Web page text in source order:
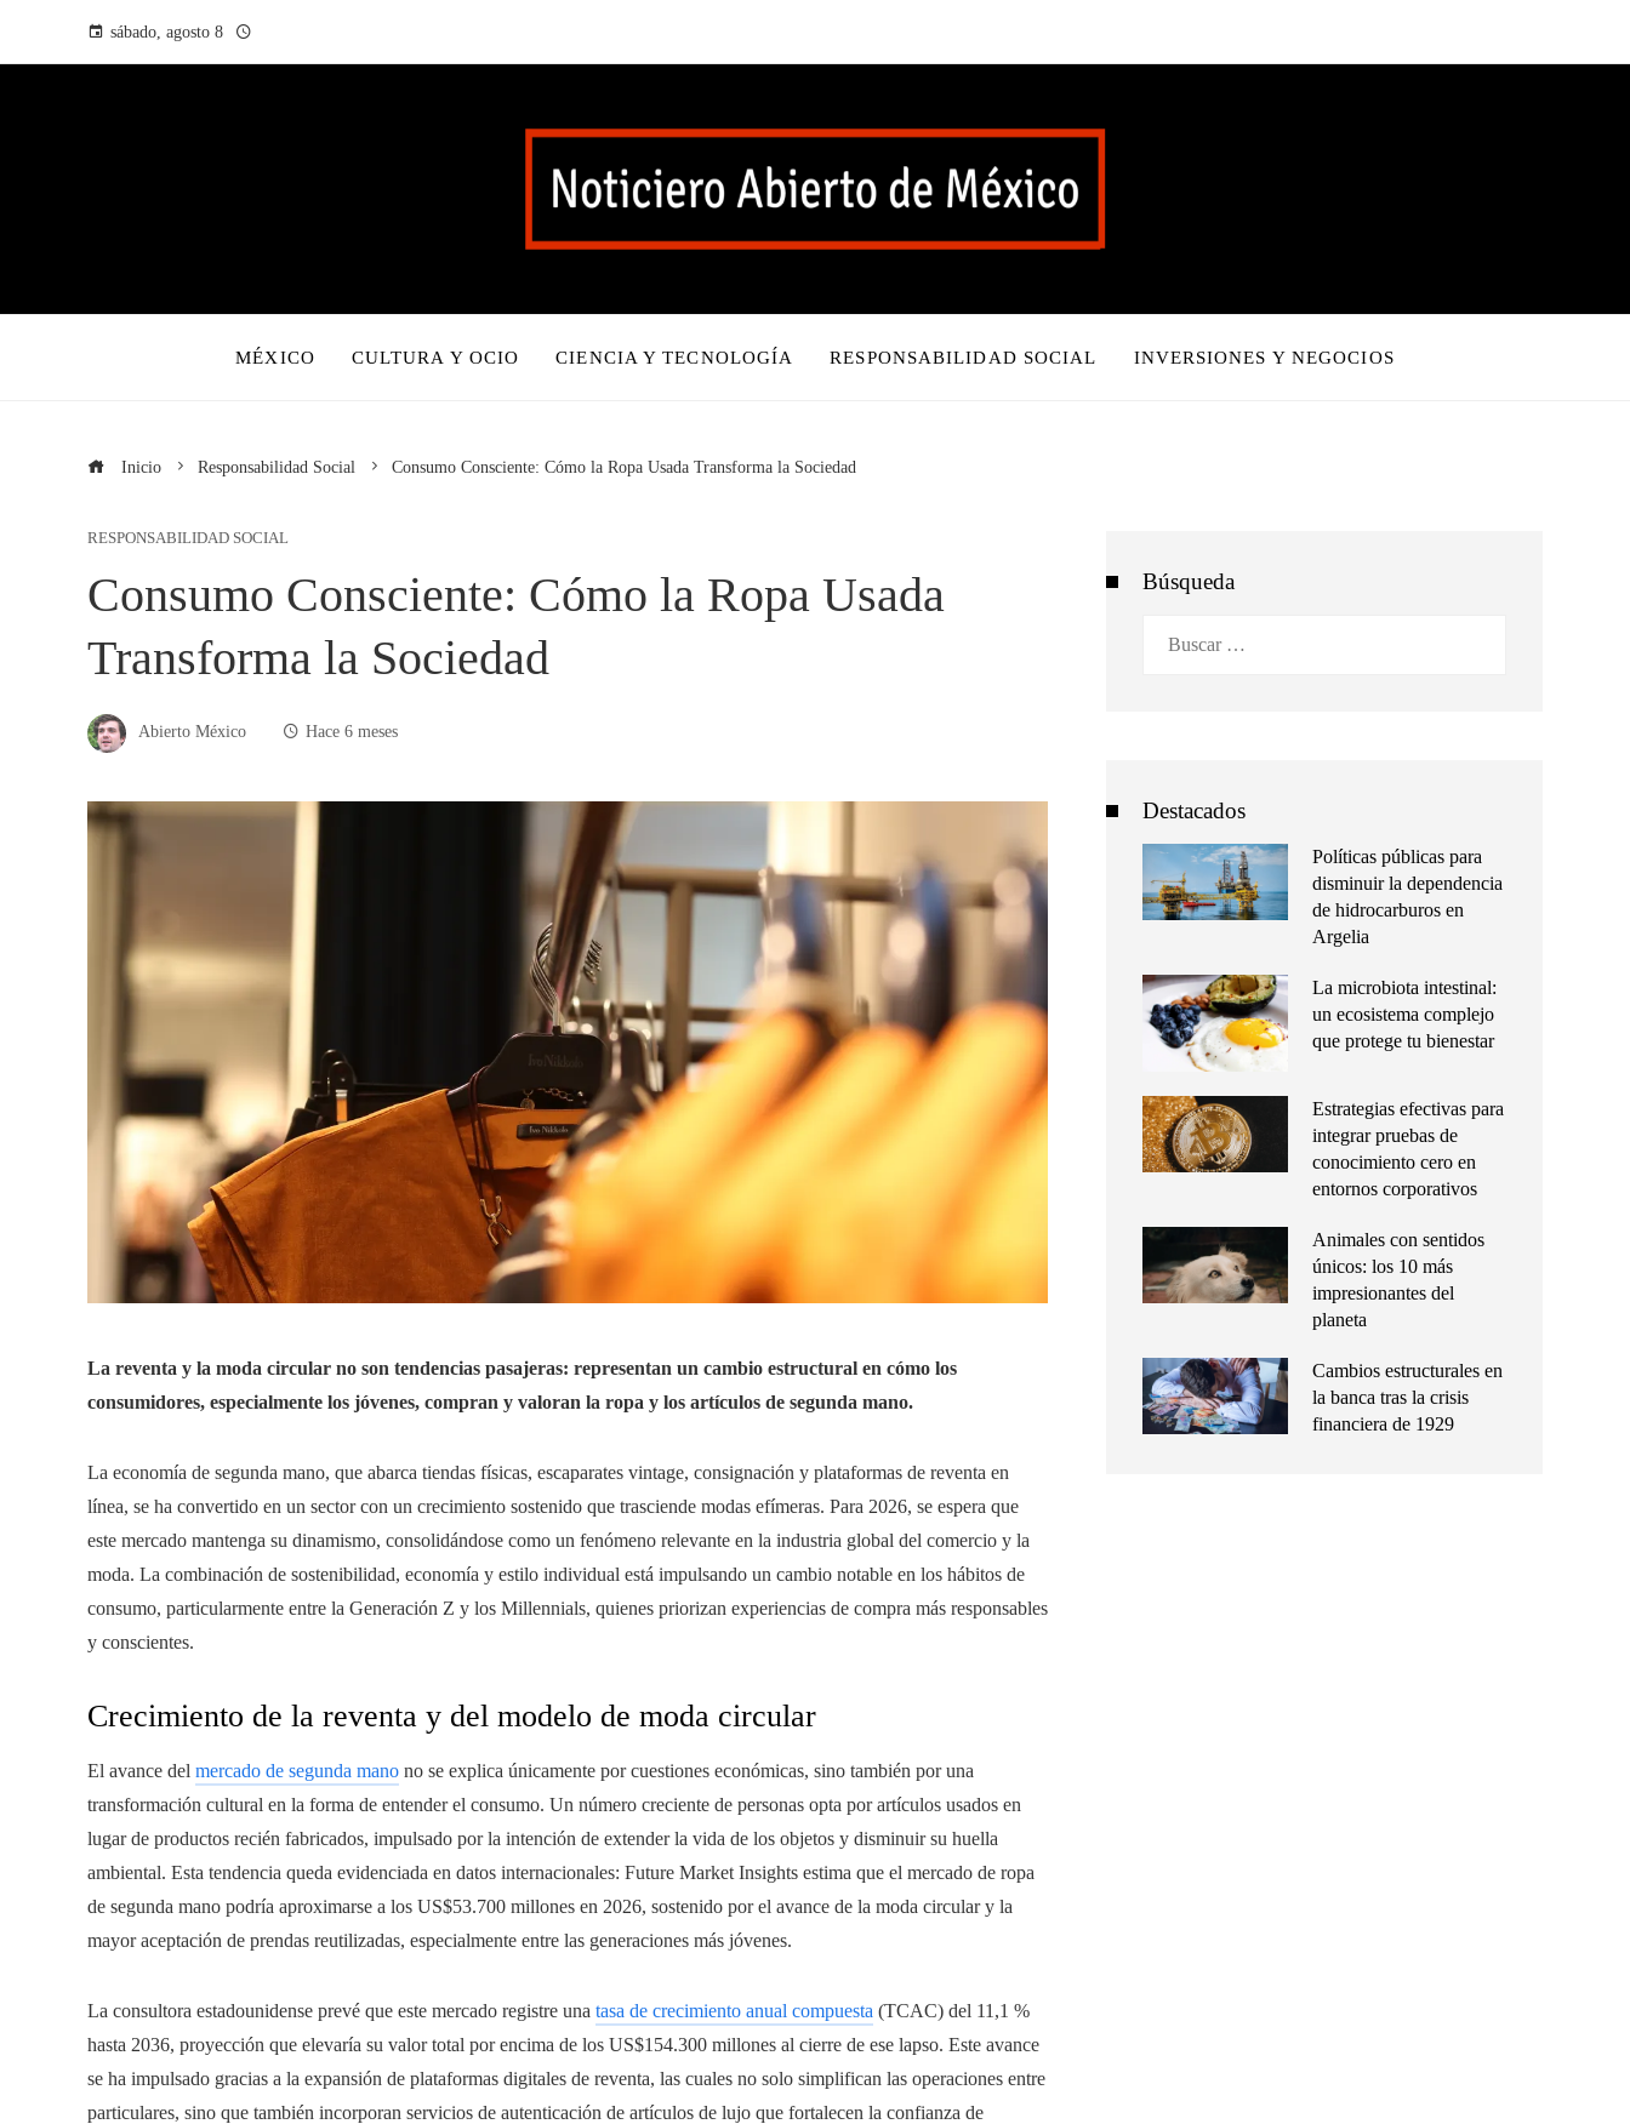
sábado, agosto 8
MÉXICO CULTURA Y OCIO CIENCIA Y TECNOLOGÍA RESPONSABILIDAD SOCIAL INVERSIONES Y NEGOCIOS
Inicio Responsabilidad Social Consumo Consciente: Cómo la Ropa Usada Transforma la Sociedad
RESPONSABILIDAD SOCIAL
Consumo Consciente: Cómo la Ropa Usada
Transforma la Sociedad
Abierto México Hace 6 meses
La reventa y la moda circular no son tendencias pasajeras: representan un cambio estructural en cómo los
consumidores, especialmente los jóvenes, compran y valoran la ropa y los artículos de segunda mano.
La economía de segunda mano, que abarca tiendas físicas, escaparates vintage, consignación y plataformas de reventa en
línea, se ha convertido en un sector con un crecimiento sostenido que trasciende modas efímeras. Para 2026, se espera que
este mercado mantenga su dinamismo, consolidándose como un fenómeno relevante en la industria global del comercio y la
moda. La combinación de sostenibilidad, economía y estilo individual está impulsando un cambio notable en los hábitos de
consumo, particularmente entre la Generación Z y los Millennials, quienes priorizan experiencias de compra más responsables
y conscientes.
Crecimiento de la reventa y del modelo de moda circular
El avance del mercado de segunda mano no se explica únicamente por cuestiones económicas, sino también por una
transformación cultural en la forma de entender el consumo. Un número creciente de personas opta por artículos usados en
lugar de productos recién fabricados, impulsado por la intención de extender la vida de los objetos y disminuir su huella
ambiental. Esta tendencia queda evidenciada en datos internacionales: Future Market Insights estima que el mercado de ropa
de segunda mano podría aproximarse a los US$53.700 millones en 2026, sostenido por el avance de la moda circular y la
mayor aceptación de prendas reutilizadas, especialmente entre las generaciones más jóvenes.
La consultora estadounidense prevé que este mercado registre una tasa de crecimiento anual compuesta (TCAC) del 11,1 %
hasta 2036, proyección que elevaría su valor total por encima de los US$154.300 millones al cierre de ese lapso. Este avance
se ha impulsado gracias a la expansión de plataformas digitales de reventa, las cuales no solo simplifican las operaciones entre
particulares, sino que también incorporan servicios de autenticación de artículos de lujo que fortalecen la confianza de
Búsqueda
Destacados
Políticas públicas para
disminuir la dependencia
de hidrocarburos en
Argelia
La microbiota intestinal:
un ecosistema complejo
que protege tu bienestar
Estrategias efectivas para
integrar pruebas de
conocimiento cero en
entornos corporativos
Animales con sentidos
únicos: los 10 más
impresionantes del
planeta
Cambios estructurales en
la banca tras la crisis
financiera de 1929